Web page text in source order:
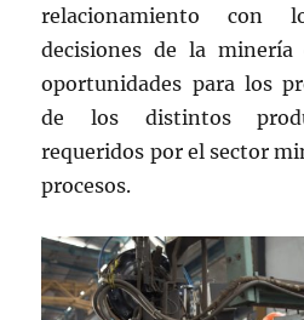
relacionamiento con
decisiones de la minería
oportunidades para los
de los distintos
requeridos por el sector
procesos.